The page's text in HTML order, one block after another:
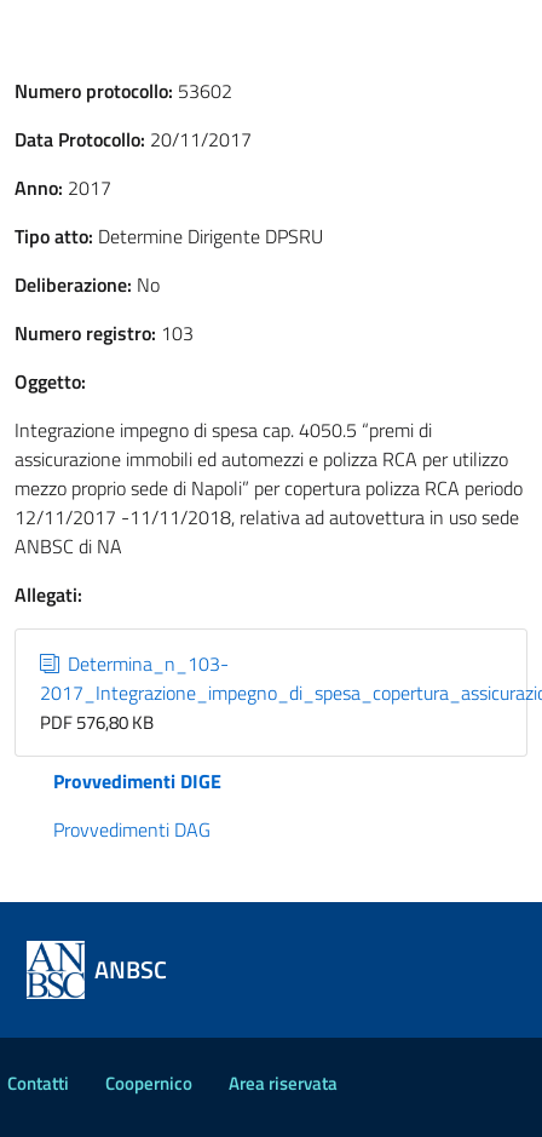
Numero protocollo: 53602
Data Protocollo: 20/11/2017
Anno: 2017
Tipo atto: Determine Dirigente DPSRU
Deliberazione: No
Numero registro: 103
Oggetto:
Integrazione impegno di spesa cap. 4050.5 “premi di
assicurazione immobili ed automezzi e polizza RCA per utilizzo
mezzo proprio sede di Napoli” per copertura polizza RCA periodo
12/11/2017 -11/11/2018, relativa ad autovettura in uso sede
ANBSC di NA
Allegati:
Determina_n_103-
PDF 576,80 KB
Provvedimenti DIGE
Provvedimenti DAG
ANBSC
Contatti Coopernico Area riservata